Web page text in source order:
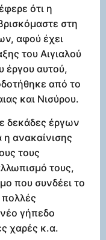
ότι η
στη
αφού έχει
του Αιγιαλού
έργου αυτού,
από το
και Νισύρου.
δεκάδες έργων
η ανακαίνισης
τους
τους,
που συνδέει το
πολλές
γήπεδο
χαρές κ.α.